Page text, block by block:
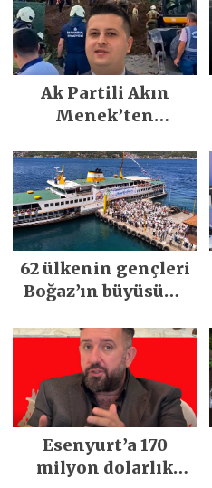
Ak Partili Akın
Menek’ten
heyelan sonrası
kritik uyarı
62 ülkenin gençleri
Boğaz’ın büyüsüne
Esenyurt’a 170
milyon dolarlık